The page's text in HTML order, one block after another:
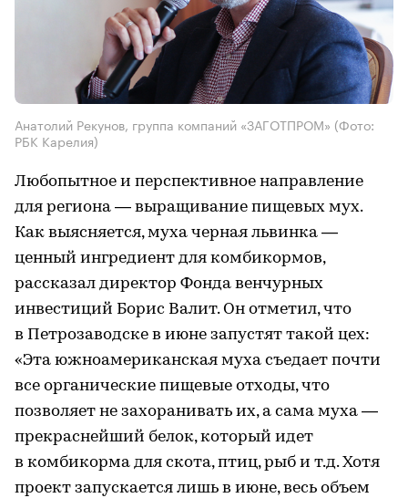
Анатолий Рекунов, группа компаний «ЗАГОТПРОМ» (Фото:
РБК Карелия)
Любопытное и перспективное направление
для региона — выращивание пищевых мух.
Как выясняется, муха черная львинка —
ценный ингредиент для комбикормов,
рассказал директор Фонда венчурных
инвестиций Борис Валит. Он отметил, что
в Петрозаводске в июне запустят такой цех:
«Эта южноамериканская муха съедает почти
все органические пищевые отходы, что
позволяет не захоранивать их, а сама муха —
прекраснейший белок, который идет
в комбикорма для скота, птиц, рыб и т.д. Хотя
проект запускается лишь в июне, весь объем